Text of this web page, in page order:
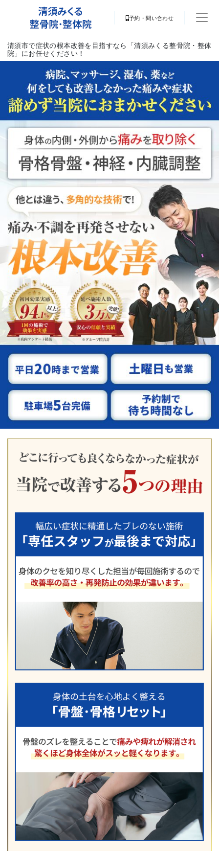
予約・問い合わせ
清須市で症状の根本改善を目指すなら「清須みくる整骨院・整体
院」にお任せください！